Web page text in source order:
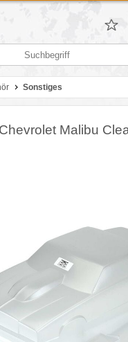
Sonstiges
Malibu